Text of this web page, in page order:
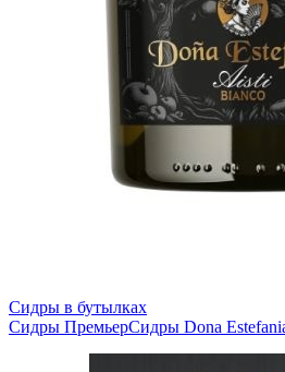
Сидры в бутылках
Сидры ПремьерСидры Dona